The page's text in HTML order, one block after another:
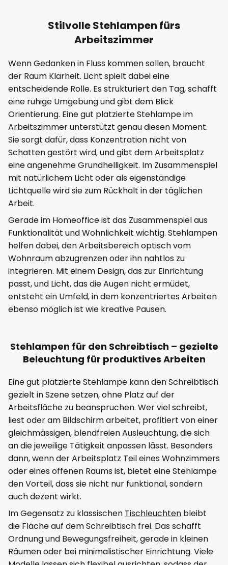
Stilvolle Stehlampen fürs
Arbeitszimmer
Wenn Gedanken in Fluss kommen sollen, braucht
der Raum Klarheit. Licht spielt dabei eine
entscheidende Rolle. Es strukturiert den Tag, schafft
eine ruhige Umgebung und gibt dem Blick
Orientierung. Eine gut platzierte Stehlampe im
Arbeitszimmer unterstützt genau diesen Moment.
Sie sorgt dafür, dass Konzentration nicht von
Schatten gestört wird, und gibt dem Arbeitsplatz
eine angenehme Grundhelligkeit. Im Zusammenspiel
mit natürlichem Licht oder als eigenständige
Lichtquelle wird sie zum Rückhalt in der täglichen
Arbeit.
Gerade im Homeoffice ist das Zusammenspiel aus
Funktionalität und Wohnlichkeit wichtig. Stehlampen
helfen dabei, den Arbeitsbereich optisch vom
Wohnraum abzugrenzen oder ihn nahtlos zu
integrieren. Mit einem Design, das zur Einrichtung
passt, und Licht, das die Augen nicht ermüdet,
entsteht ein Umfeld, in dem konzentriertes Arbeiten
ebenso möglich ist wie kreative Pausen.
Stehlampen für den Schreibtisch – gezielte
Beleuchtung für produktives Arbeiten
Eine gut platzierte Stehlampe kann den Schreibtisch
gezielt in Szene setzen, ohne Platz auf der
Arbeitsfläche zu beanspruchen. Wer viel schreibt,
liest oder am Bildschirm arbeitet, profitiert von einer
gleichmässigen, blendfreien Ausleuchtung, die sich
an die jeweilige Tätigkeit anpassen lässt. Besonders
dann, wenn der Arbeitsplatz Teil eines Wohnzimmers
oder eines offenen Raums ist, bietet eine Stehlampe
den Vorteil, dass sie nicht nur funktional, sondern
auch dezent wirkt.
Im Gegensatz zu klassischen Tischleuchten bleibt
die Fläche auf dem Schreibtisch frei. Das schafft
Ordnung und Bewegungsfreiheit, gerade in kleinen
Räumen oder bei minimalistischer Einrichtung. Viele